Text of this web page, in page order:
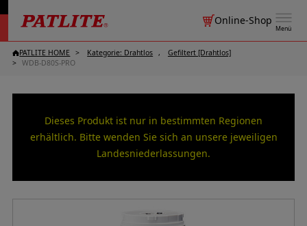
Menü
Online-Shop
PATLITE HOME Kategorie: Drahtlos
Gefiltert [Drahtlos]
WDB-D80S-PRO
Dieses Produkt ist nur in bestimmten Regionen
erhältlich. Bitte wenden Sie sich an unsere jeweiligen
Landesniederlassungen.